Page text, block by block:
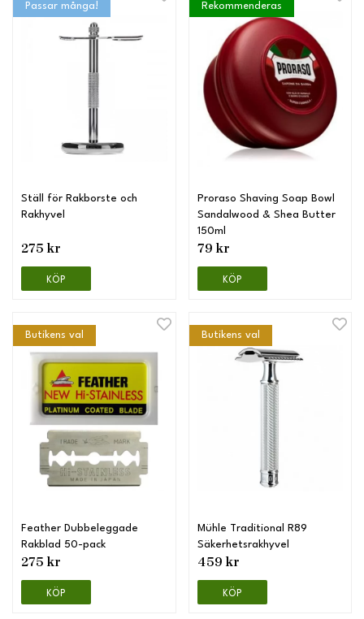
Passar många!
Ställ för Rakborste och
Rakhyvel
275 kr
KÖP
Rekommenderas
Proraso Shaving Soap Bowl
Sandalwood & Shea Butter
150ml
79 kr
KÖP
Butikens val
Feather Dubbeleggade
Rakblad 50-pack
275 kr
KÖP
Butikens val
Mühle Traditional R89
Säkerhetsrakhyvel
459 kr
KÖP